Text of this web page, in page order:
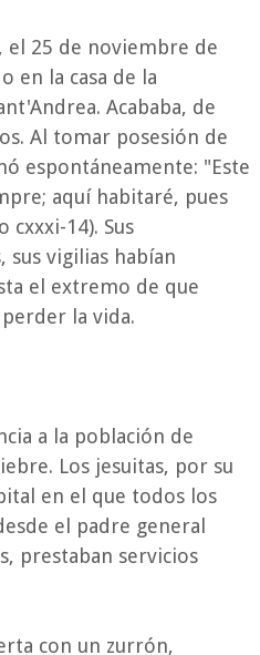
el 25 de noviembre de
en la casa de la
Acababa, de
Al tomar posesión de
espontáneamente: "Este
aquí habitaré, pues
cxxxi-14). Sus
sus vigilias habían
el extremo de que
la vida.
a la población de
Los jesuitas, por su
en el que todos los
el padre general
prestaban servicios
con un zurrón,